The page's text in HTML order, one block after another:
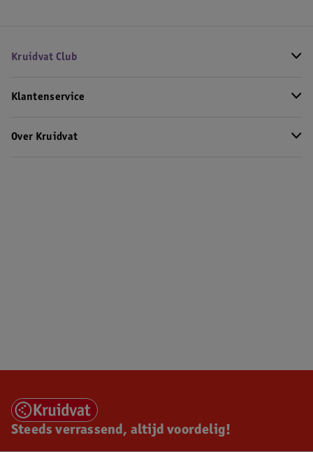
Kruidvat Club
Klantenservice
Over Kruidvat
Steeds verrassend, altijd voordelig!